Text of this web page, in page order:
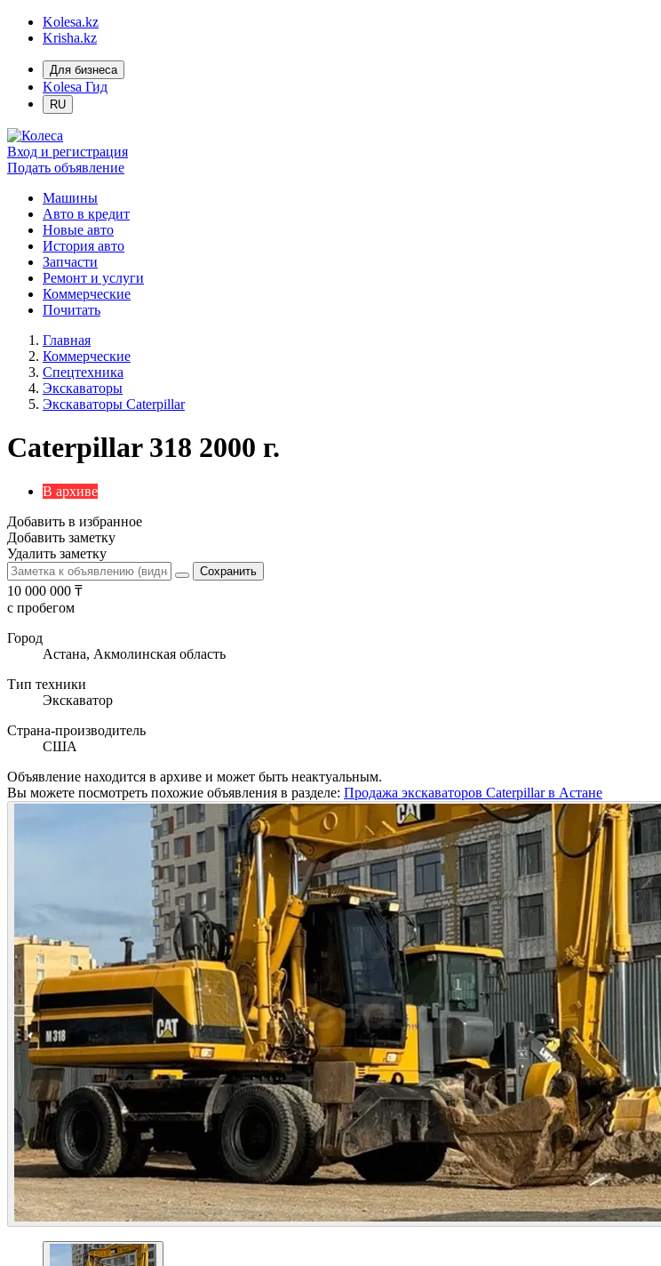
Kolesa.kz
Krisha.kz
Для бизнеса
Kolesa Гид
RU
Вход и регистрация
Подать объявление
Машины
Авто в кредит
Новые авто
История авто
Запчасти
Ремонт и услуги
Коммерческие
Почитать
Главная
Коммерческие
Спецтехника
Экскаваторы
Экскаваторы Caterpillar
Caterpillar 318 2000 г.
В архиве
Добавить в избранное
Добавить заметку
Удалить заметку
10 000 000 ₸
с пробегом
Город
Астана, Акмолинская область
Тип техники
Экскаватор
Страна-производитель
США
Объявление находится в архиве и может быть неактуальным.
Вы можете посмотреть похожие объявления в разделе: Продажа экскаваторов Caterpillar в Астане